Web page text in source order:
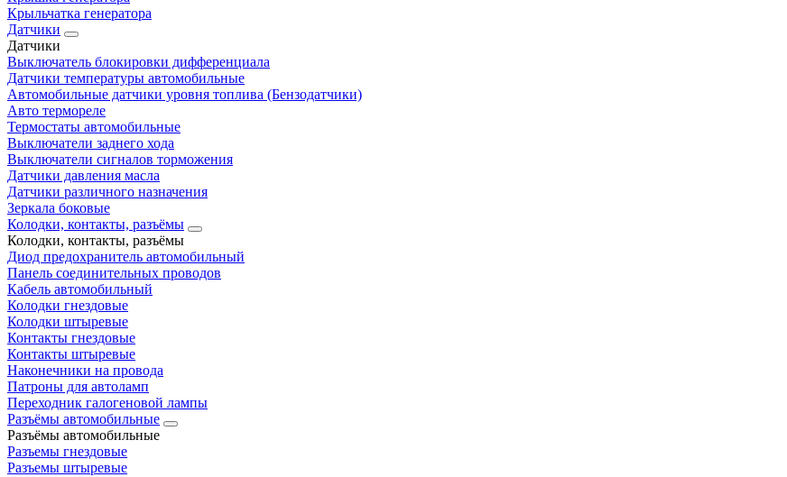
Крыльчатка генератора
Датчики
Датчики
Выключатель блокировки дифференциала
Датчики температуры автомобильные
Автомобильные датчики уровня топлива (Бензодатчики)
Авто термореле
Термостаты автомобильные
Выключатели заднего хода
Выключатели сигналов торможения
Датчики давления масла
Датчики различного назначения
Зеркала боковые
Колодки, контакты, разъёмы
Колодки, контакты, разъёмы
Диод предохранитель автомобильный
Панель соединительных проводов
Кабель автомобильный
Колодки гнездовые
Колодки штыревые
Контакты гнездовые
Контакты штыревые
Наконечники на провода
Патроны для автоламп
Переходник галогеновой лампы
Разъёмы автомобильные
Разъёмы автомобильные
Разъемы гнездовые
Разъемы штыревые